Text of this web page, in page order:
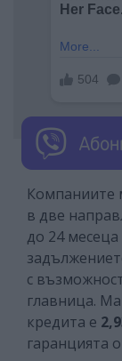
Компаниите
в две
до 24 месеца
с
главница.
кредита е
гаранцията